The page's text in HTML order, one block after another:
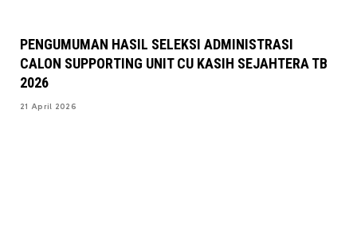
PENGUMUMAN HASIL SELEKSI ADMINISTRASI
CALON SUPPORTING UNIT CU KASIH SEJAHTERA TB
2026
21 April 2026